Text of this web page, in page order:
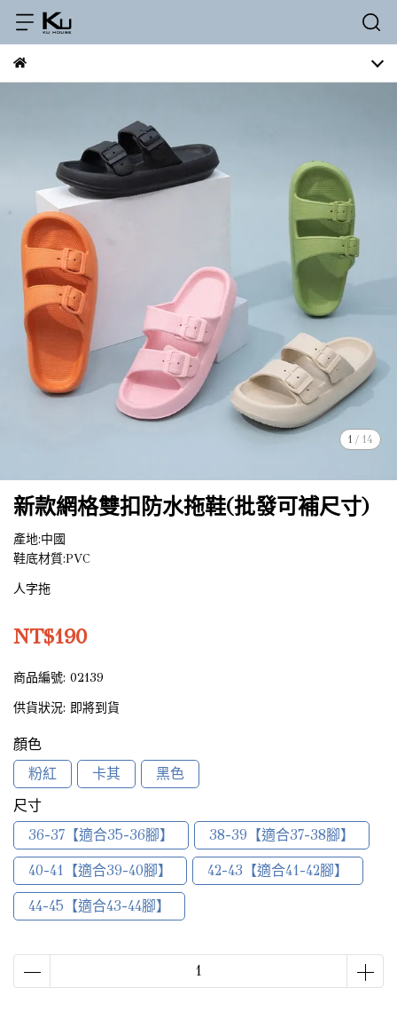
1 / 14
新款網格雙扣防水拖鞋(批發可補尺寸)
產地:中國
鞋底材質:PVC
人字拖
NT$190
商品編號: 02139
供貨狀況: 即將到貨
顏色
粉紅
卡其
黑色
尺寸
36-37【適合35-36腳】
38-39【適合37-38腳】
40-41【適合39-40腳】 42-43【適合41-42腳】
44-45【適合43-44腳】